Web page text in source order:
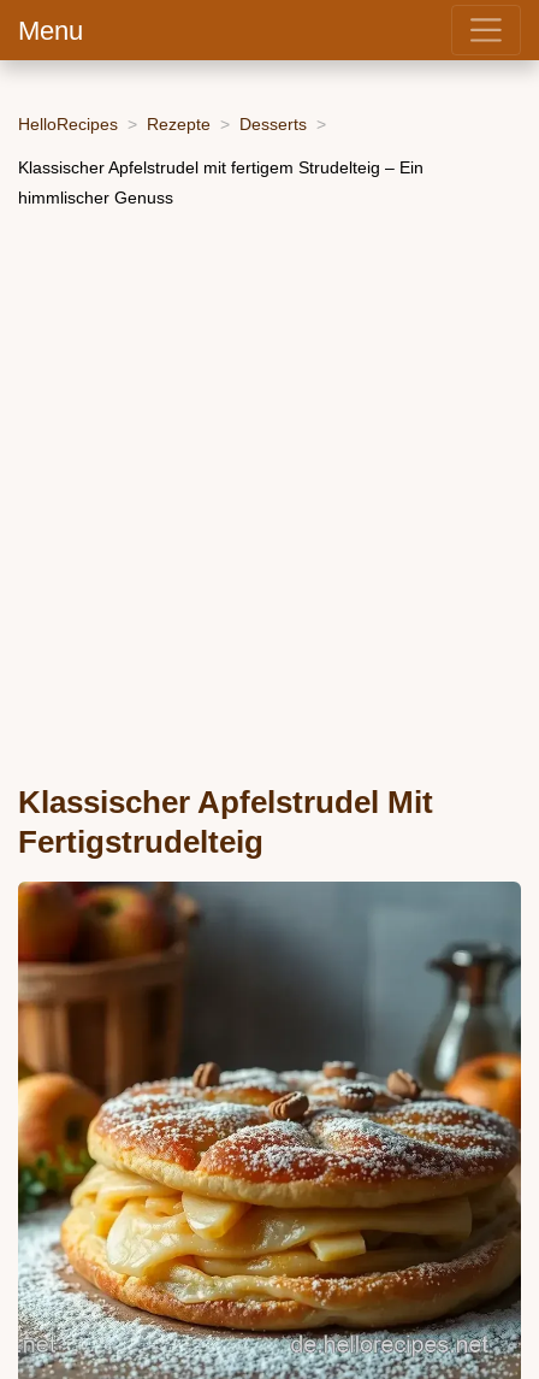
Menu
HelloRecipes Rezepte Desserts
Klassischer Apfelstrudel mit fertigem Strudelteig – Ein
himmlischer Genuss
Klassischer Apfelstrudel Mit
Fertigstrudelteig